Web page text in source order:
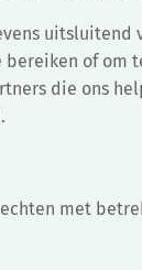
of om
die ons
met